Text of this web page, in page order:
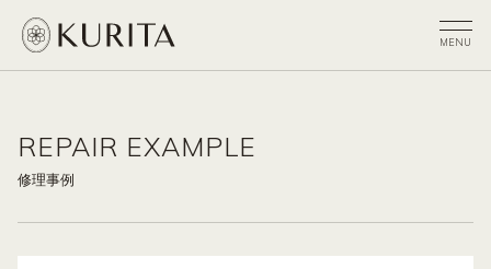
REPAIR EXAMPLE
修理事例